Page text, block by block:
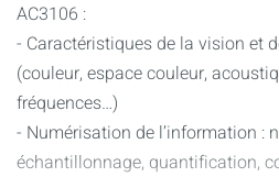
AC3106 :
- Caractéristiques de la vision et
(couleur, espace couleur,
fréquences…)
- Numérisation de l’information :
échantillonnage, quantification,